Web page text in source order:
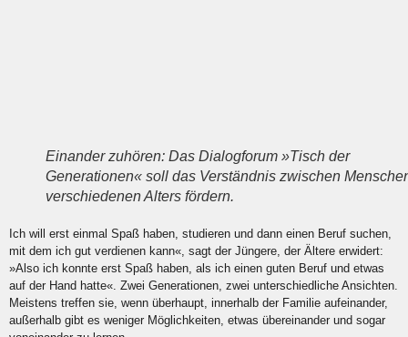
Einander zuhören: Das Dialogforum »Tisch der
Generationen« soll das Verständnis zwischen
verschiedenen Alters fördern.
Ich will erst einmal Spaß haben, studieren und dann einen Beruf suchen,
mit dem ich gut verdienen kann«, sagt der Jüngere, der Ä ltere erwidert:
»Also ich konnte erst Spaß haben, als ich einen guten Beruf und etwas
auf der Hand hatte«. Zwei Generationen, zwei unterschiedliche Ansichten.
Meistens treffen sie, wenn überhaupt, innerhalb der Familie aufeinander,
außerhalb gibt es weniger Möglichkeiten, etwas übereinander und sogar